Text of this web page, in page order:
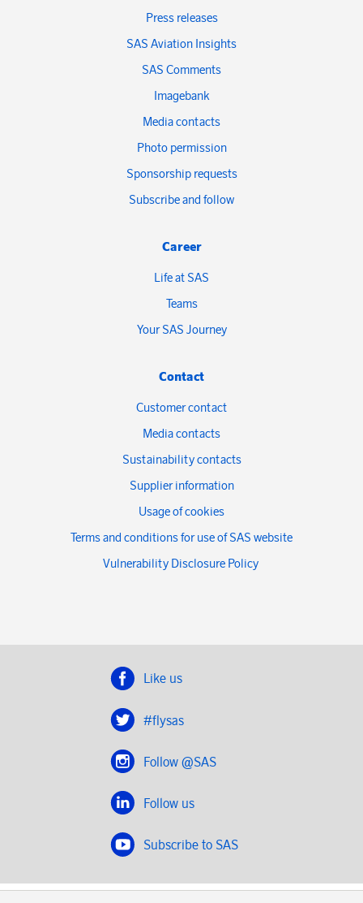
Press releases
SAS Aviation Insights
SAS Comments
Imagebank
Media contacts
Photo permission
Sponsorship requests
Subscribe and follow
Career
Life at SAS
Teams
Your SAS Journey
Contact
Customer contact
Media contacts
Sustainability contacts
Supplier information
Usage of cookies
Terms and conditions for use of SAS website
Vulnerability Disclosure Policy
Like us
#flysas
Follow @SAS
Follow us
Subscribe to SAS